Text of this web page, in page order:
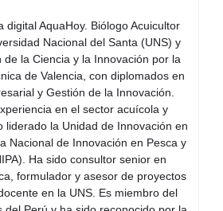
digital AquaHoy. Biólogo Acuicultor
Nacional del Santa (UNS) y
de la Ciencia y la Innovación por la
de Valencia, con diplomados en
y Gestión de la Innovación.
en el sector acuícola y
liderado la Unidad de Innovación en
Nacional de Innovación en Pesca y
Ha sido consultor senior en
formulador y asesor de proyectos
en la UNS. Es miembro del